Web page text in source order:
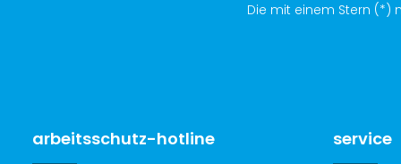
Die mit einem Stern (*)
arbeitsschutz-hotline service